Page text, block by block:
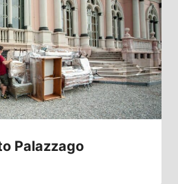
Palazzago